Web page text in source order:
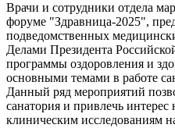
Врачи и сотрудники отдела
форуме "Здравница-2025",
подведомственных
Делами Президента
программы оздоровления и
основными темами в работе
Данный ряд мероприятий
санатория и привлечь интерес
клиническим исследованиям